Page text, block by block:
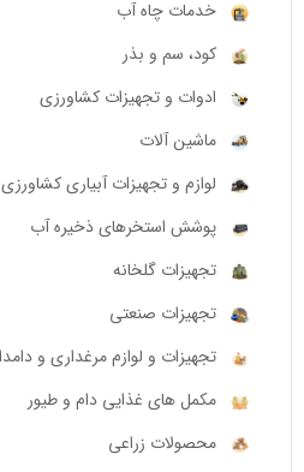
خدمات چاه آب
کود، سم و بذر
ادوات و تجهیزات کشاورزی
ماشین آلات
لوازم و تجهیزات آبیاری کشاورزی
پوشش استخرهای ذخیره آب
تجهیزات گلخانه
تجهیزات صنعتی
تجهیزات و لوازم مرغداری و
مکمل های غذایی دام و طیور
محصولات زراعی